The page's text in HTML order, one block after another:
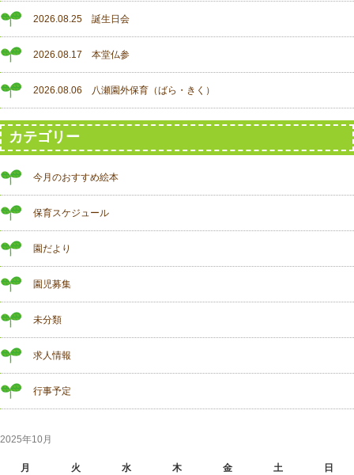
2026.08.25 誕生日会
2026.08.17 本堂仏参
2026.08.06 八瀬園外保育（ばら・きく）
カテゴリー
今月のおすすめ絵本
保育スケジュール
園だより
園児募集
未分類
求人情報
行事予定
2025年10月
月 火 水 木 金 土 日